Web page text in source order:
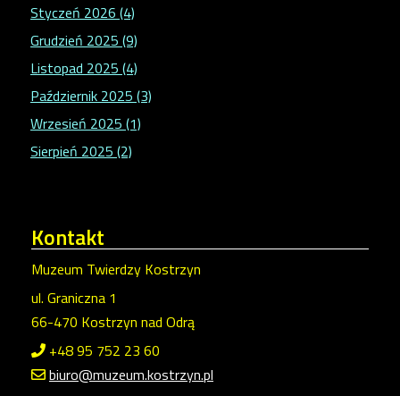
Styczeń 2026 (4)
Grudzień 2025 (9)
Listopad 2025 (4)
Październik 2025 (3)
Wrzesień 2025 (1)
Sierpień 2025 (2)
Kontakt
Muzeum Twierdzy Kostrzyn
ul. Graniczna 1
66-470 Kostrzyn nad Odrą
+48 95 752 23 60
biuro@muzeum.kostrzyn.pl